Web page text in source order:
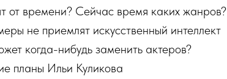
времени? Сейчас время каких жанров?
не приемлят искусственный интеллект
когда-нибудь заменить актеров?
планы Ильи Куликова